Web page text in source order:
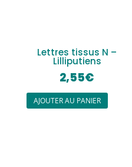
Lettres tissus N –
Lilliputiens
2,55€
AJOUTER AU PANIER